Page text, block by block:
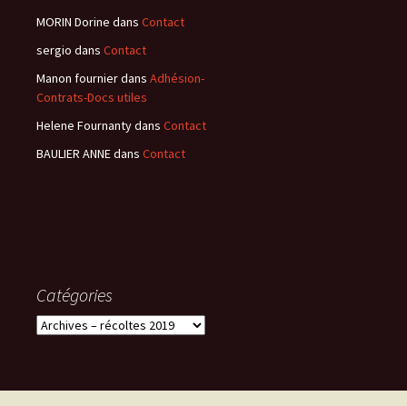
MORIN Dorine dans Contact
sergio dans Contact
Manon fournierdans Adhésion-
Contrats-Docs utiles
Helene Fournantydans Contact
BAULIER ANNEdans Contact
Catégories
Catégories